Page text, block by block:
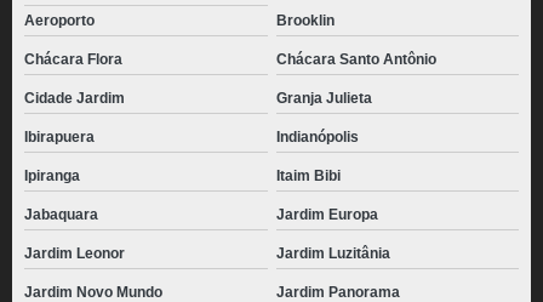
Aeroporto
Brooklin
Chácara Flora Chácara Santo Antônio
Cidade Jardim Granja Julieta
Ibirapuera Indianópolis
Ipiranga Itaim Bibi
Jabaquara Jardim Europa
Jardim Leonor Jardim Luzitânia
Jardim Novo Mundo Jardim Panorama